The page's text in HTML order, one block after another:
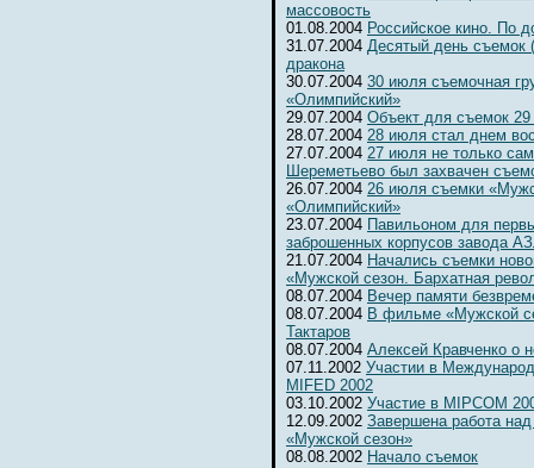
массовость
01.08.2004 Российское кино. По
31.07.2004 Десятый день съемок
дракона
30.07.2004 30 июля съемочная
«Олимпийский»
29.07.2004 Объект для съемок
28.07.2004 28 июля стал днем
27.07.2004 27 июля не только
Шереметьево был захвачен
26.07.2004 26 июля съемки
«Олимпийский»
23.07.2004 Павильоном для
заброшенных корпусов завода
21.07.2004 Начались съемки
«Мужской сезон. Бархатная
08.07.2004 Вечер памяти
08.07.2004 В фильме «Мужской
Тактаров
08.07.2004 Алексей Кравченко о
07.11.2002 Участии в
MIFED 2002
03.10.2002 Участие в MIPCOM
12.09.2002 Завершена работа
«Мужской сезон»
08.08.2002 Начало съемок